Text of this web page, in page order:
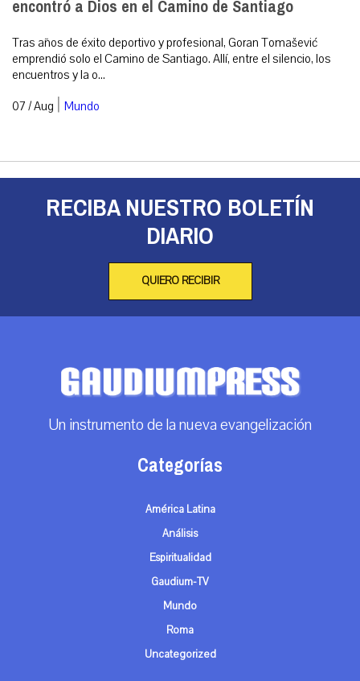
encontró a Dios en el Camino de Santiago
Tras años de éxito deportivo y profesional, Goran Tomašević
emprendió solo el Camino de Santiago. Allí, entre el silencio, los
encuentros y la o...
07 / Aug | Mundo
RECIBA NUESTRO BOLETÍN
DIARIO
QUIERO RECIBIR
Un instrumento de la nueva evangelización
Categorías
América Latina
Análisis
Espiritualidad
Gaudium-TV
Mundo
Roma
Uncategorized